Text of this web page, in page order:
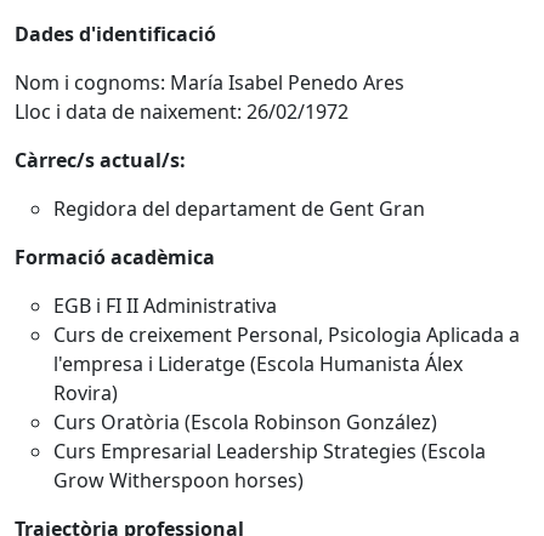
Dades d'identificació
Nom i cognoms: María Isabel Penedo Ares
Lloc i data de naixement: 26/02/1972
Càrrec/s actual/s:
Regidora del departament de Gent Gran
Formació acadèmica
EGB i FI II Administrativa
Curs de creixement Personal, Psicologia Aplicada a
l'empresa i Lideratge (Escola Humanista Álex
Rovira)
Curs Oratòria (Escola Robinson González)
Curs Empresarial Leadership Strategies (Escola
Grow Witherspoon horses)
Trajectòria professional